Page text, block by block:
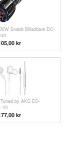
Snabb Billaddare DC-
kr
by AKG EO-
Vit
kr